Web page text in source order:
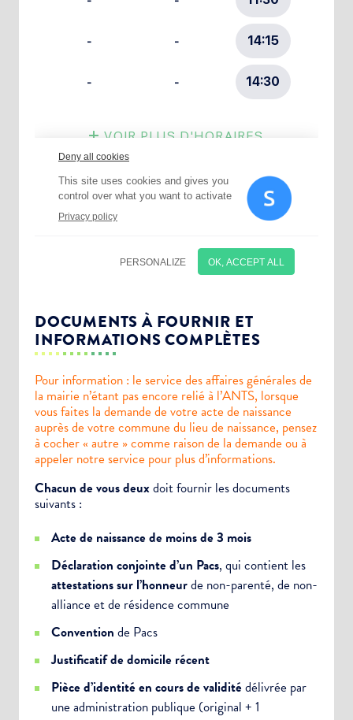
DOCUMENTS À FOURNIR ET
INFORMATIONS COMPLÈTES
Pour information : le service des affaires générales de
la mairie n’étant pas encore relié à l’ANTS, lorsque
vous faites la demande de votre acte de naissance
auprès de votre commune du lieu de naissance, pensez
à cocher « autre » comme raison de la demande ou à
appeler notre service pour plus d’informations.
Chacun de vous deuxdoit fournir les documents
suivants :
Acte de naissance de moins de 3 mois
Déclaration conjointe d’un Pacs, qui contient les
attestations sur l’honneurde non-parenté, de non-
alliance et de résidence commune
Convention de Pacs
Justificatif de domicile récent
Pièce d’identité en cours de validitédélivrée par
une administration publique (original + 1
Choisissez votre abonnement :
Newsletter Culture
Newsletter Sport et Vie associative